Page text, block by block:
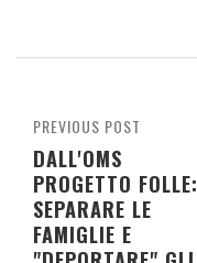
PREVIOUS POST
DALL'OMS
PROGETTO FOLLE:
SEPARARE LE
FAMIGLIE E